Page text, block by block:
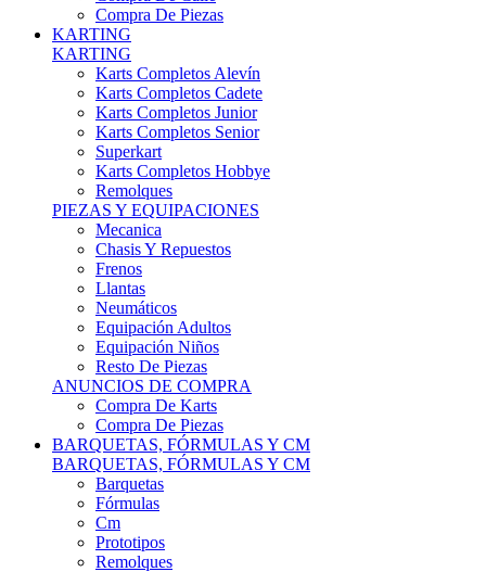
KARTING
KARTING
Karts Completos Alevín
Karts Completos Cadete
Karts Completos Junior
Karts Completos Senior
Superkart
Karts Completos Hobbye
Remolques
PIEZAS Y EQUIPACIONES
Mecanica
Chasis Y Repuestos
Frenos
Llantas
Neumáticos
Equipación Adultos
Equipación Niños
Resto De Piezas
ANUNCIOS DE COMPRA
Compra De Karts
Compra De Piezas
BARQUETAS, FÓRMULAS Y CM
BARQUETAS, FÓRMULAS Y CM
Barquetas
Fórmulas
Cm
Prototipos
Remolques
PIEZAS Y EQUIPACIONES